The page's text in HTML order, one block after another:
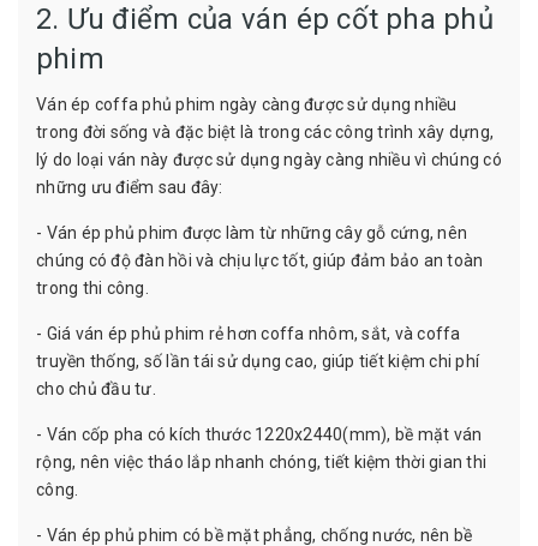
2. Ưu điểm của ván ép cốt pha phủ
phim
Ván ép coffa phủ phim ngày càng được sử dụng nhiều
trong đời sống và đặc biệt là trong các công trình xây dựng,
lý do loại ván này được sử dụng ngày càng nhiều vì chúng có
những ưu điểm sau đây:
- Ván ép phủ phim được làm từ những cây gỗ cứng, nên
chúng có độ đàn hồi và chịu lực tốt, giúp đảm bảo an toàn
trong thi công.
- Giá ván ép phủ phim rẻ hơn coffa nhôm, sắt, và coffa
truyền thống, số lần tái sử dụng cao, giúp tiết kiệm chi phí
cho chủ đầu tư.
- Ván cốp pha có kích thước 1220x2440(mm), bề mặt ván
rộng, nên việc tháo lắp nhanh chóng, tiết kiệm thời gian thi
công.
- Ván ép phủ phim có bề mặt phẳng, chống nước, nên bề